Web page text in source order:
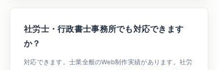
社労士・行政書士事務所でも対応できます
か？
対応できます。士業全般のWeb制作実績があります。社労